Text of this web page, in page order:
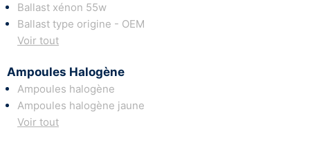
Ballast xénon 55w
Ballast type origine - OEM
Voir tout
Ampoules Halogène
Ampoules halogène
Ampoules halogène jaune
Voir tout